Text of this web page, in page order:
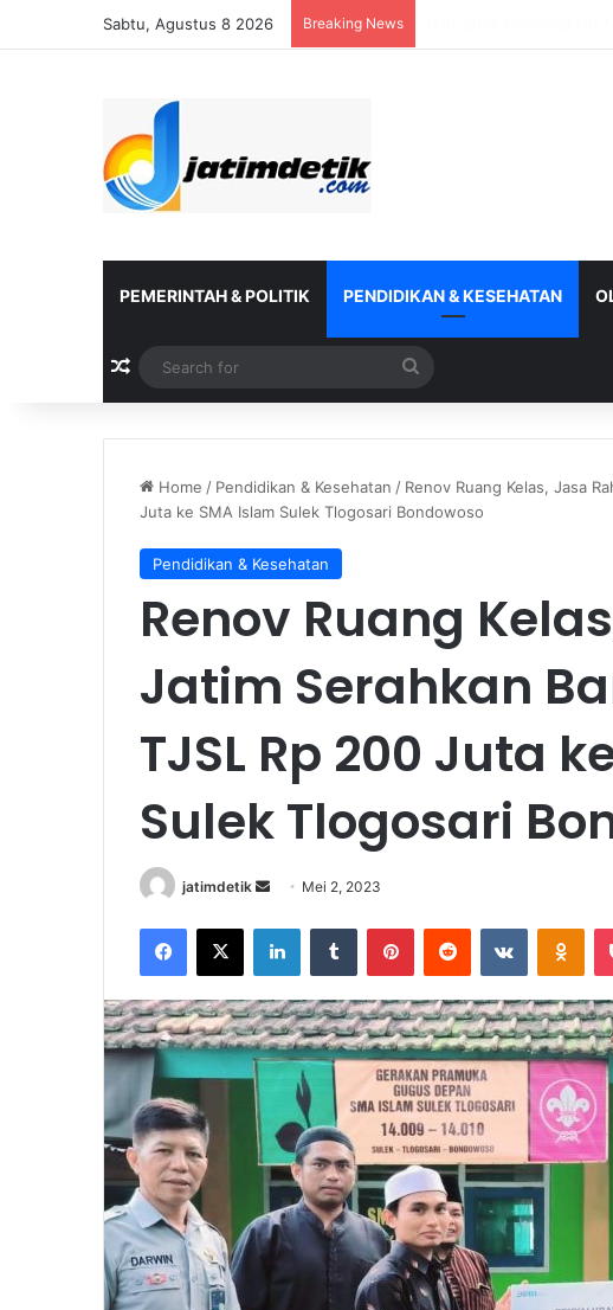
Sabtu, Agustus 8 2026 Breaking News
PEMERINTAH & POLITIK PENDIDIKAN & KESEHATAN
Random Article
for
Home / Pendidikan & Kesehatan / Renov Ruang Kelas, Jasa
Juta ke SMA Islam Sulek Tlogosari Bondowoso
Pendidikan & Kesehatan
Renov Ruang
Jatim Serahkan
TJSL Rp 200 Juta
Sulek Tlogosari
jatimdetik
Send
email
Mei 2, 2023
Facebook
X LinkedInTumblr PinterestReddit VKontakte